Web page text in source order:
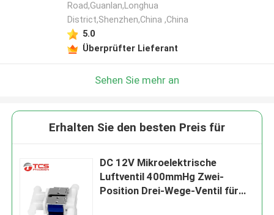
Road,Guanlan,Longhua
District,Shenzhen,China ,China
5.0
Überprüfter Lieferant
Sehen Sie mehr an
Erhalten Sie den besten Preis für
DC 12V Mikroelektrische
Luftventil 400mmHg Zwei-
Position Drei-Wege-Ventil für